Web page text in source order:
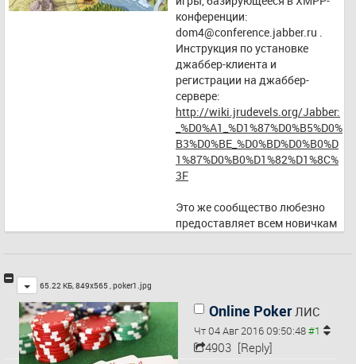
dom4@conference.jabber.ru
Инструкция по установке
джаббер-клиента и
регистрации на джаббер-
http://wiki.jrudevels.org/Jabber:
_%D0%A1_%D1%87%D0%B5%D0%
B3%D0%BE_%D0%BD%D0%B0%D
1%87%D0%B0%D1%82%D1%8C%
3F
Это же сообщество любезно
предоставляет всем новичкам
Доминионы в синглплеере до
файлообменника: http://my-
files.ru/dssn4o , создайте в
корневой папке игры файл
dom4key без расширения и
Toggle
65.22 КБ, 849x565 , poker1.jpg
Online Poker ЛИС
Чт 04 Авг 2016 09:50:48
4903 [Reply]